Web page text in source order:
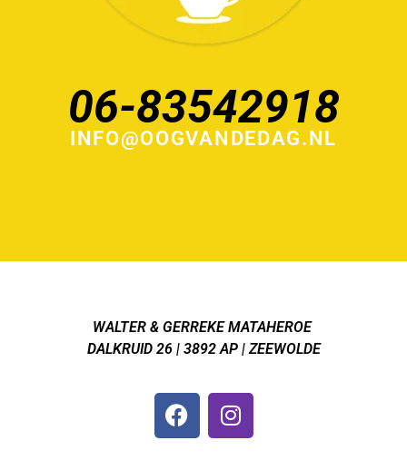
06-83542918
INFO@OOGVANDEDAG.NL
WALTER & GERREKE MATAHEROE
DALKRUID 26 | 3892 AP | ZEEWOLDE